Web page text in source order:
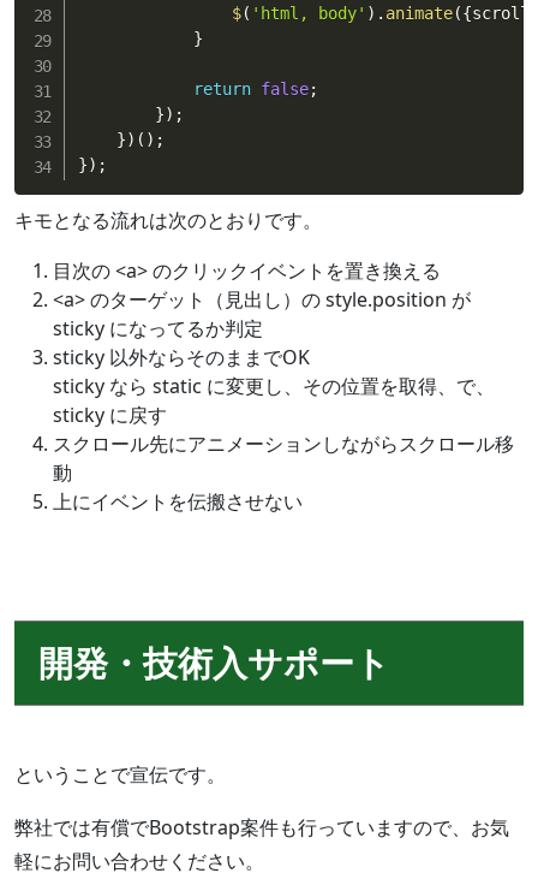
$( 'html, body' ) . animate({
}
return false;
}) ;
}) ( ) ;
}) ;
キモとなる流れは次のとおりです。
目次の <a> のクリックイベントを置き換える
<a> のターゲット（見出し）の style.position が
sticky になってるか判定
sticky 以外ならそのままでOK
sticky なら static に変更し、その位置を取得、で、
sticky に戻す
スクロール先にアニメーションしながらスクロール移
動
上にイベントを伝搬させない
開発・技術入サポート
ということで宣伝です。
弊社では有償でBootstrap案件も行っていますので、お気
軽にお問い合わせください。